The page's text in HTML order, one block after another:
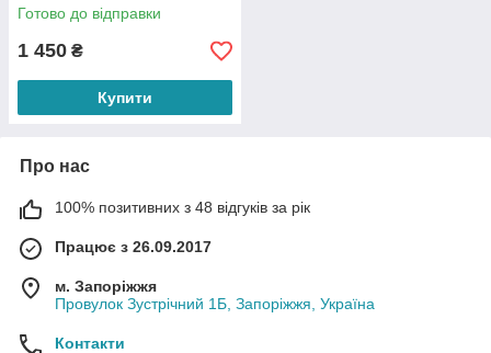
Готово до відправки
1 450 ₴
Купити
Про нас
100% позитивних з 48 відгуків за рік
Працює з 26.09.2017
м. Запоріжжя
Провулок Зустрічний 1Б, Запоріжжя, Україна
Контакти